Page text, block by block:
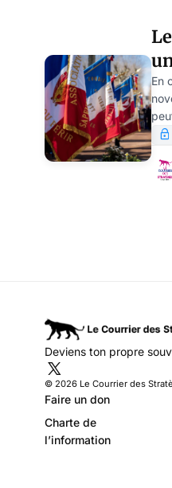
En
ce
Deviens ton propre
© 2026 Le Courrier des
Faire un don
Charte de
l’information